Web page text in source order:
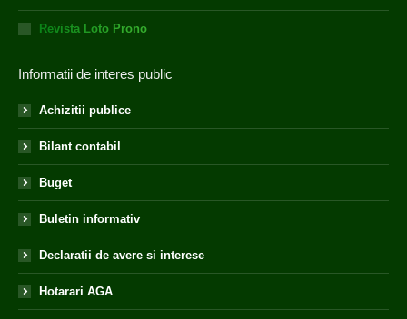
Revista Loto Prono
Informatii de interes public
Achizitii publice
Bilant contabil
Buget
Buletin informativ
Declaratii de avere si interese
Hotarari AGA